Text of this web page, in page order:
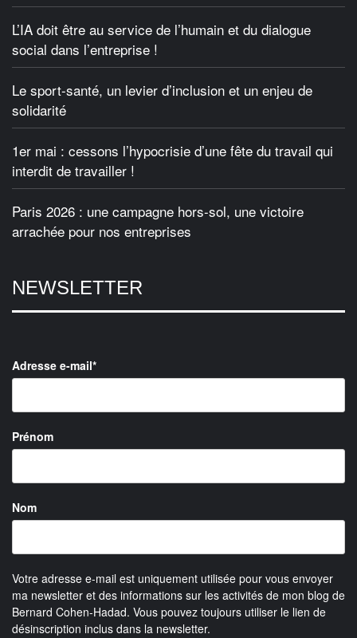
L’IA doit être au service de l’humain et du dialogue
social dans l’entreprise !
Le sport-santé, un levier d’inclusion et un enjeu de
solidarité
1er mai : cessons l’hypocrisie d’une fête du travail qui
interdit de travailler !
Paris 2026 : une campagne hors-sol, une victoire
arrachée pour nos entreprises
NEWSLETTER
Adresse e-mail*
Prénom
Nom
Votre adresse e-mail est uniquement utilisée pour vous envoyer
ma newsletter et des informations sur les activités de mon blog de
Bernard Cohen-Hadad. Vous pouvez toujours utiliser le lien de
désinscription inclus dans la newsletter.